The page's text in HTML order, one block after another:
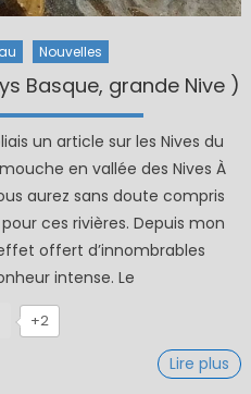
Nouvelles
Basque, grande Nive )
un article sur les Nives du
en vallée des Nives À
aurez sans doute compris
ces rivières. Depuis mon
offert d’innombrables
intense. Le
+2
Lire plus